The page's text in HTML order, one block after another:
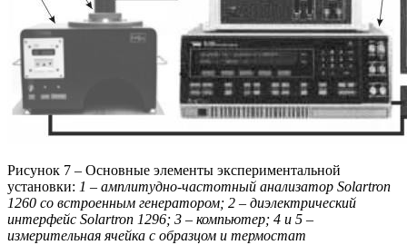
Рисунок 7 – Основные элементы экспериментальной
установки: 1 – амплитудно-частотный анализатор Solartron
1260 со встроенным генератором; 2 – диэлектрический
интерфейс Solartron 1296; 3 – компьютер; 4 и 5 –
измерительная ячейка с образцом и термостат